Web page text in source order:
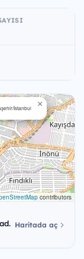
İstanbul ×
contributors
Haritada aç